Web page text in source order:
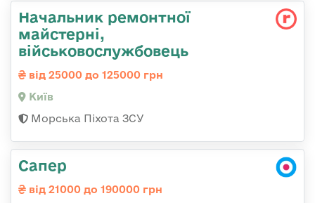
Начальник ремонтної
майстерні,
військовослужбовець
від 25000 до 125000 грн
Київ
Морська Піхота ЗСУ
Сапер
від 21000 до 190000 грн